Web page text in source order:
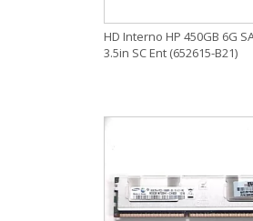
HD Interno HP 450GB 6G
3.5in SC Ent (652615-B21)